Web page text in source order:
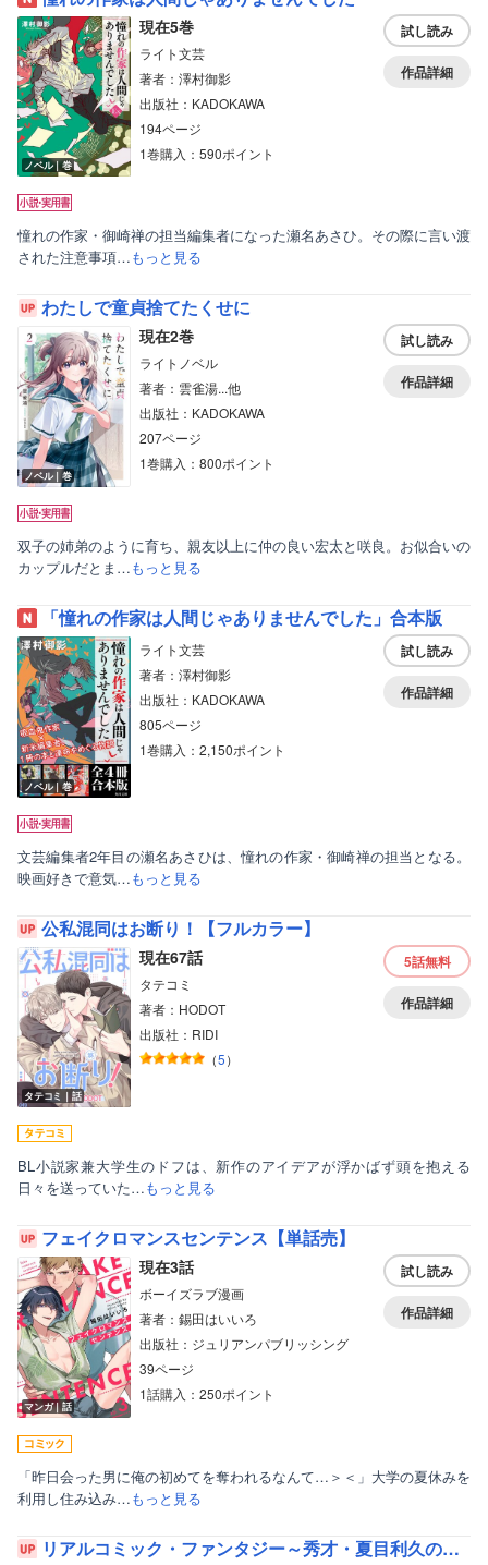
ノベル｜巻
現在5巻
ライト文芸
著者：澤村御影
出版社：KADOKAWA
194ページ
1巻購入：590ポイント
試し読み
作品詳細
憧れの作家・御崎禅の担当編集者になった瀬名あさひ。その際に言い渡
された注意事項…もっと見る
わたしで童貞捨てたくせに
ノベル｜巻
現在2巻
ライトノベル
著者：雲雀湯...他
出版社：KADOKAWA
207ページ
1巻購入：800ポイント
試し読み
作品詳細
双子の姉弟のように育ち、親友以上に仲の良い宏太と咲良。お似合いの
カップルだとま…もっと見る
「憧れの作家は人間じゃありませんでした」合本版
ノベル｜巻
ライト文芸
著者：澤村御影
出版社：KADOKAWA
805ページ
1巻購入：2,150ポイント
試し読み
作品詳細
文芸編集者2年目の瀬名あさひは、憧れの作家・御崎禅の担当となる。
映画好きで意気…もっと見る
公私混同はお断り！【フルカラー】
タテコミ｜話
現在67話
タテコミ
著者：HODOT
出版社：RIDI
（5）
5話無料
作品詳細
BL小説家兼大学生のドフは、新作のアイデアが浮かばず頭を抱える
日々を送っていた…もっと見る
フェイクロマンスセンテンス【単話売】
マンガ｜話
現在3話
ボーイズラブ漫画
著者：錫田はいいろ
出版社：ジュリアンパブリッシング
39ページ
1話購入：250ポイント
試し読み
作品詳細
「昨日会った男に俺の初めてを奪われるなんて…＞＜」大学の夏休みを
利用し住み込み…もっと見る
リアルコミック・ファンタジー～秀才・夏目利久の出版社改革